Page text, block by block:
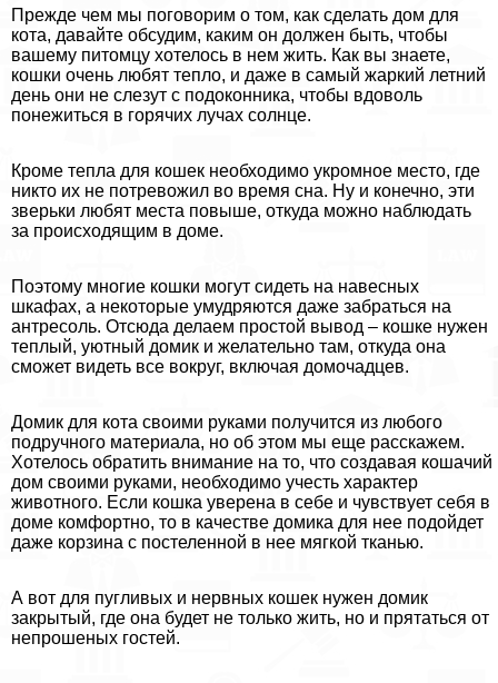
Прежде чем мы поговорим о том, как сделать дом для
кота, давайте обсудим, каким он должен быть, чтобы
вашему питомцу хотелось в нем жить. Как вы знаете,
кошки очень любят тепло, и даже в самый жаркий летний
день они не слезут с подоконника, чтобы вдоволь
понежиться в горячих лучах солнце.
Кроме тепла для кошек необходимо укромное место, где
никто их не потревожил во время сна. Ну и конечно, эти
зверьки любят места повыше, откуда можно наблюдать
за происходящим в доме.
Поэтому многие кошки могут сидеть на навесных
шкафах, а некоторые умудряются даже забраться на
антресоль. Отсюда делаем простой вывод – кошке нужен
теплый, уютный домик и желательно там, откуда она
сможет видеть все вокруг, включая домочадцев.
Домик для кота своими руками получится из любого
подручного материала, но об этом мы еще расскажем.
Хотелось обратить внимание на то, что создавая кошачий
дом своими руками, необходимо учесть хаpaктер
животного. Если кошка уверена в себе и чувствует себя в
доме комфортно, то в качестве домика для нее подойдет
даже корзина с постеленной в нее мягкой тканью.
А вот для пугливых и нервных кошек нужен домик
закрытый, где она будет не только жить, но и прятаться от
непрошеных гостей.